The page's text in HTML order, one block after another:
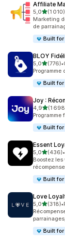
Affiliate
5,0étoile(s)
(1 010)
1010 avis
Marketing
de
Built
BLOY
5,0étoile(s)
(776)
776 avis au•
Programme
Built
Joy :
4,9étoile(s)
(1
1698 avis
Built
Essent
5,0étoile(s)
(436)
436 avis •
Boostez
Built
Love
5,0étoile(s)
(318)
318 avis au•
Built